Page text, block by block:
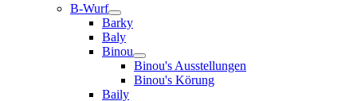
B-Wurf
Barky
Baly
Binou
Binou's Ausstellungen
Binou's Körung
Baily